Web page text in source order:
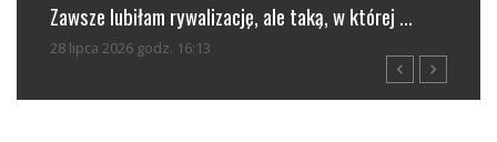
navigate_before
Zawsze lubiłam rywalizację, ale taką, w której ...
28 lipca 2026 godz. 16:13
navigate_next